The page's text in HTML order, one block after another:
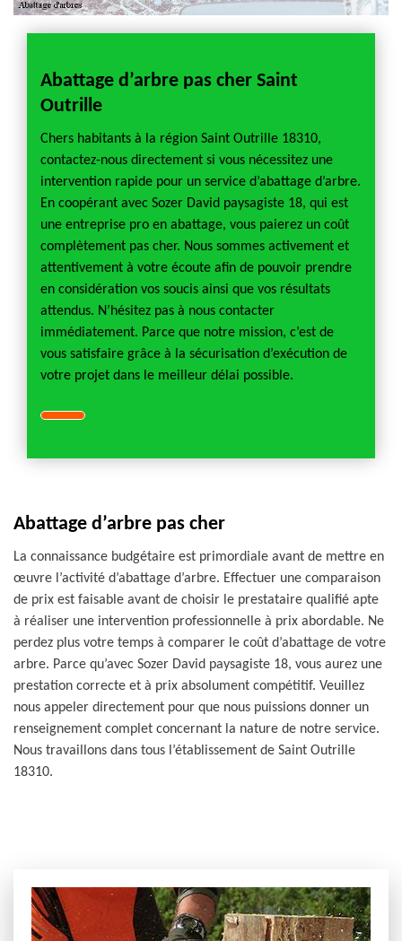
Abattage d’arbre pas cher Saint
Outrille
Chers habitants à la région Saint Outrille 18310,
contactez-nous directement si vous nécessitez une
intervention rapide pour un service d’abattage d’arbre.
En coopérant avec Sozer David paysagiste 18, qui est
une entreprise pro en abattage, vous paierez un coût
complètement pas cher. Nous sommes activement et
attentivement à votre écoute afin de pouvoir prendre
en considération vos soucis ainsi que vos résultats
attendus. N’hésitez pas à nous contacter
immédiatement. Parce que notre mission, c’est de
vous satisfaire grâce à la sécurisation d’exécution de
votre projet dans le meilleur délai possible.
Abattage d’arbre pas cher
La connaissance budgétaire est primordiale avant de mettre en
œuvre l’activité d’abattage d’arbre. Effectuer une comparaison
de prix est faisable avant de choisir le prestataire qualifié apte
à réaliser une intervention professionnelle à prix abordable. Ne
perdez plus votre temps à comparer le coût d’abattage de votre
arbre. Parce qu’avec Sozer David paysagiste 18, vous aurez une
prestation correcte et à prix absolument compétitif. Veuillez
nous appeler directement pour que nous puissions donner un
renseignement complet concernant la nature de notre service.
Nous travaillons dans tous l’établissement de Saint Outrille
18310.